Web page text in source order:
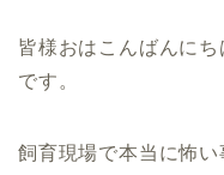
皆様おはこんばんにち
です。
飼育現場で本当に怖